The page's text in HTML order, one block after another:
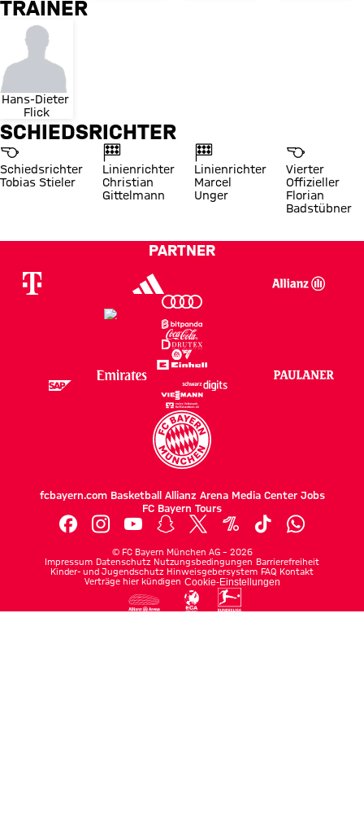
TRAINER
Hans-Dieter
Flick
SCHIEDSRICHTER
Schiedsrichter
Tobias Stieler
Linienrichter
Christian
Gittelmann
Linienrichter
Marcel
Unger
Vierter
Offizieller
Florian
Badstübner
PARTNER
fcbayern.com Basketball Allianz Arena Media Center Jobs
FC Bayern Tours
© FC Bayern München AG – 2026
Impressum Datenschutz Nutzungsbedingungen Barrierefreiheit
Kinder- und Jugendschutz Hinweisgebersystem FAQ Kontakt
Verträge hier kündigen Cookie-Einstellungen